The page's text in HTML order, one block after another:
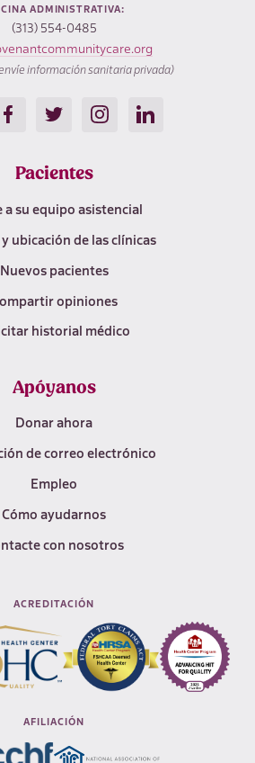
ADMINISTRATIVA:
(313) 554-0485
información sanitaria privada)
Pacientes
a su equipo asistencial
ubicación de las clínicas
Nuevos pacientes
opiniones
historial médico
Apóyanos
Donar ahora
de correo electrónico
Empleo
Cómo ayudarnos
con nosotros
ACREDITACIÓN
AFILIACIÓN